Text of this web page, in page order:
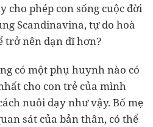
cho phép con sống cuộc đời
Scandinavina, tự do hoà
nên dạn dĩ hơn?
có một phụ huynh nào có
cho con trẻ của mình
nuôi dạy như vậy. Bố mẹ
sát của bản thân, có thể